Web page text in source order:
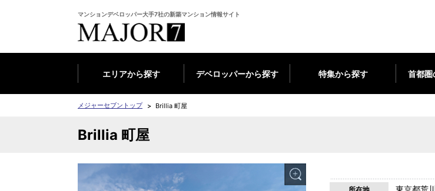
マンションデベロッパー大手7社の新築マンション情報サイト
エリアから探す デベロッパーから探す 特集から探す 首都圏
メジャーセブントップ Brillia 町屋
Brillia 町屋
東京都荒